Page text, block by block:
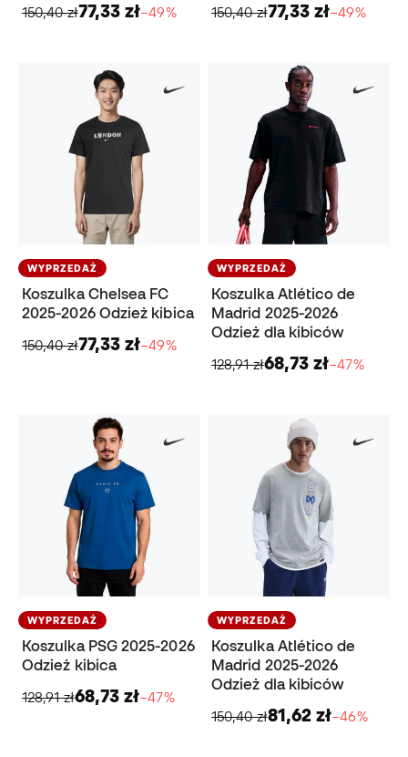
150,40 zł77,33 zł−49%
150,40 zł77,33 zł−49%
WYPRZEDAŻ
Koszulka Chelsea FC
2025-2026 Odzież kibica
150,40 zł77,33 zł−49%
WYPRZEDAŻ
Koszulka Atlético de
Madrid 2025-2026
Odzież dla kibiców
128,91 zł68,73 zł−47%
WYPRZEDAŻ
Koszulka PSG 2025-2026
Odzież kibica
128,91 zł68,73 zł−47%
WYPRZEDAŻ
Koszulka Atlético de
Madrid 2025-2026
Odzież dla kibiców
150,40 zł81,62 zł−46%